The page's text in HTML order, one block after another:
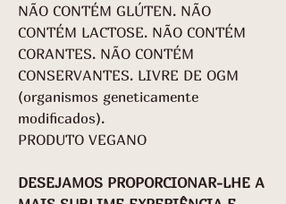
NÃO CONTÉM GLÚTEN. NÃO
CONTÉM LACTOSE. NÃO CONTÉM
CORANTES. NÃO CONTÉM
CONSERVANTES. LIVRE DE OGM
(organismos geneticamente
modificados).
PRODUTO VEGANO
DESEJAMOS PROPORCIONAR-LHE A